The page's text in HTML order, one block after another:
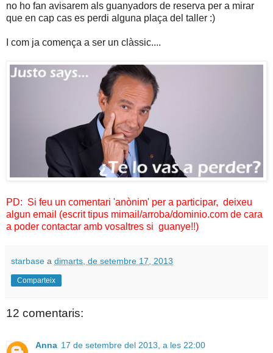
no ho fan avisarem als guanyadors de reserva per a mirar
que en cap cas es perdi alguna plaça del taller :)
I com ja comença a ser un clàssic....
PD: Si feu un comentari 'anònim' per a participar, deixeu
algun email (escrit tipus mimail/arroba/dominio.com de cara
a poder contactar amb vosaltres si guanye!!)
starbase a dimarts, de setembre 17, 2013
Comparteix
12 comentaris:
Anna 17 de setembre del 2013, a les 22:00